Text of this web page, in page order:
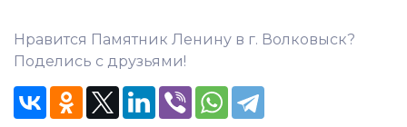
Нравится Памятник Ленину в г. Волковыск?
Поделись с друзьями!